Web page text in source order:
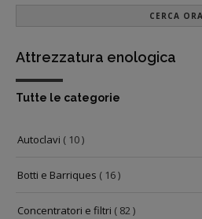
CERCA ORA
Attrezzatura enologica
Tutte le categorie
Autoclavi ( 10 )
Botti e Barriques ( 16 )
Concentratori e filtri ( 82 )